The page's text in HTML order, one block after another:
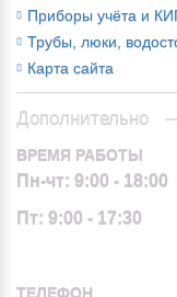
Приборы учёта и
Трубы, люки,
Карта сайта
Дополнительно
ВРЕМЯ РАБОТЫ
Пн-чт: 9:00 - 18:00
Пт: 9:00 - 17:30
ТЕЛЕФОН